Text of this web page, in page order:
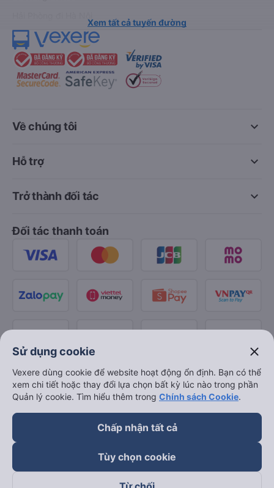
Xem tất cả tuyến đường
keyboard_arrow_down
Về chúng tôi
keyboard_arrow_down
Hỗ trợ
keyboard_arrow_down
Trở thành đối tác
Đối tác thanh toán
Sử dụng cookie close
Vexere dùng cookie để website hoạt động ổn định. Bạn có thể
xem chi tiết hoặc thay đổi lựa chọn bất kỳ lúc nào trong phần
Quản lý cookie. Tìm hiểu thêm trong Chính sách Cookie.
Chấp nhận tất cả
Tùy chọn cookie